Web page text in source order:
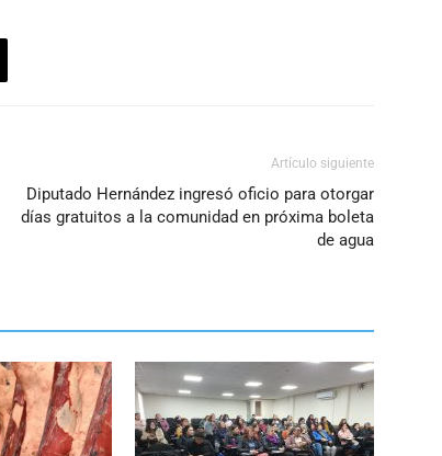
Artículo siguiente
Diputado Hernández ingresó oficio para otorgar
días gratuitos a la comunidad en próxima boleta
de agua